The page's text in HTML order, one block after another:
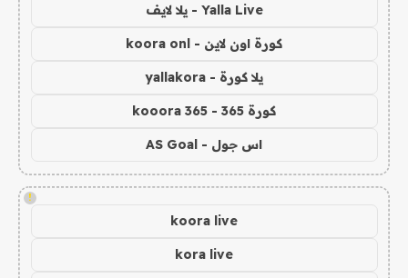
Yalla Live - يلا لايف
كورة اون لاين - koora onl
يلا كورة - yallakora
كورة 365 - kooora 365
اس جول - AS Goal
!
koora live
kora live